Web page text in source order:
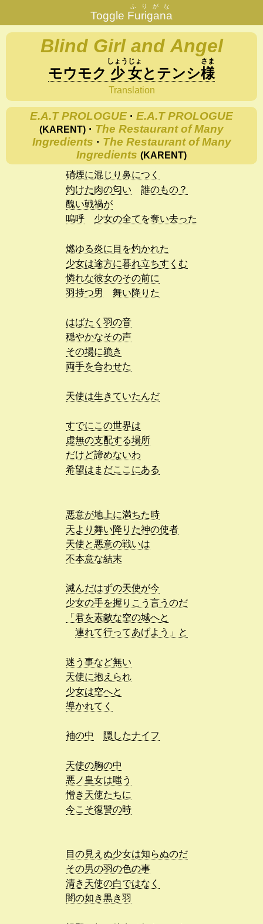
Blind Girl and Angel
モウモク 少
しょう
女
じょ
と テンシ様
さま
Translation
Toggle Furigana
ふりがな
E.A.T PROLOGUE · E.A.T PROLOGUE
(KARENT) · The Restaurant of Many
Ingredients · The Restaurant of Many
Ingredients (KARENT)
硝煙に混じり鼻につく
灼けた肉の匂い
誰のもの？
醜い戦禍が
嗚呼
少女の全てを奪い去った
燃ゆる炎に目を灼かれた
少女は途方に暮れ立ちすくむ
憐れな彼女のその前に
羽持つ男
舞い降りた
はばたく羽の音
穏やかなその声
その場に跪き
両手を合わせた
天使は生きていたんだ
すでにこの世界は
虚無の支配する場所
だけど諦めないわ
希望はまだここにある
悪意が地上に満ちた時
天より舞い降りた神の使者
天使と悪意の戦いは
不本意な結末
滅んだはずの天使が今
少女の手を握りこう言うのだ
「君を素敵な空の城へと
連れて行ってあげよう」と
迷う事など無い
天使に抱えられ
少女は空へと
導かれてく
袖の中 隠したナイフ
天使の胸の中
悪ノ皇女は嗤う
憎き天使たちに
今こそ復讐の時
目の見えぬ少女は知らぬのだ
その男の羽の色の事
清き天使の白ではなく
闇の如き黒き羽